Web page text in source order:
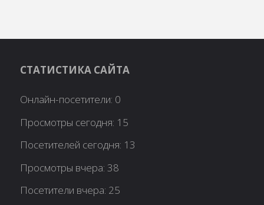
СТАТИСТИКА САЙТА
Онлайн-посетители: 0
Просмотры сегодня: 15
Посетителей сегодня: 13
Просмотры вчера:38
Посетители вчера: 25